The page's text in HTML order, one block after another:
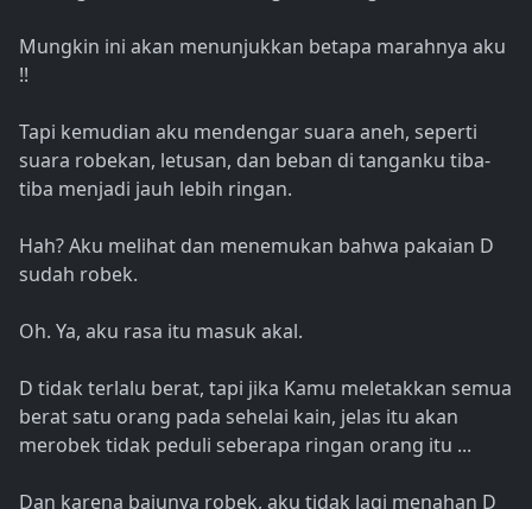
Mungkin ini akan menunjukkan betapa marahnya aku
!!
Tapi kemudian aku mendengar suara aneh, seperti
suara robekan, letusan, dan beban di tanganku tiba-
tiba menjadi jauh lebih ringan.
Hah? Aku melihat dan menemukan bahwa pakaian D
sudah robek.
Oh. Ya, aku rasa itu masuk akal.
D tidak terlalu berat, tapi jika Kamu meletakkan semua
berat satu orang pada sehelai kain, jelas itu akan
merobek tidak peduli seberapa ringan orang itu ...
Dan karena bajunya robek, aku tidak lagi menahan D